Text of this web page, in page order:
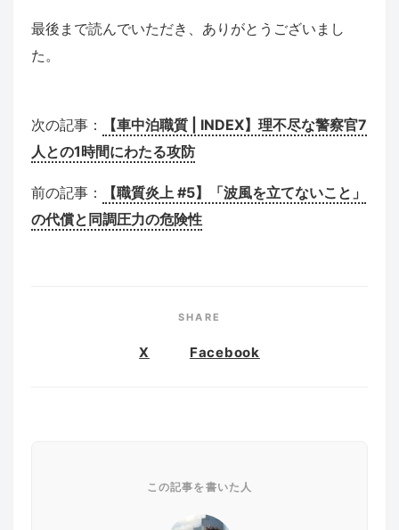
最後まで読んでいただき、ありがとうございまし
た。
次の記事：
【車中泊職質 | INDEX】理不尽な警察官7
人との1時間にわたる攻防
前の記事：
【職質炎上 #5】「波風を立てないこと」
の代償と同調圧力の危険性
SHARE
X Facebook
この記事を書いた人